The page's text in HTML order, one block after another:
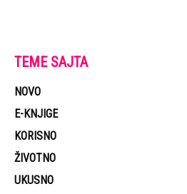
TEME SAJTA
NOVO
E-KNJIGE
KORISNO
ŽIVOTNO
UKUSNO